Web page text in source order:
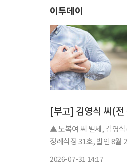
이투데이
[부고] 김영식 씨(
▲ 노복여 씨 별세, 김영
장례식장 31호, 발인 8월
2026-07-31 14:17